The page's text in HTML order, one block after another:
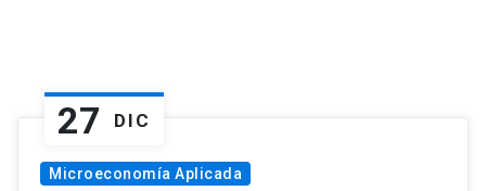
27 DIC
Microeconomía Aplicada